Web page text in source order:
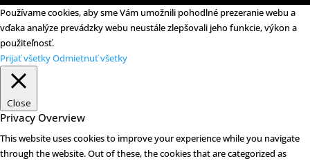
Používame cookies, aby sme Vám umožnili pohodlné prezeranie webu a
vďaka analýze prevádzky webu neustále zlepšovali jeho funkcie, výkon a
použiteľnosť.
Prijať všetkyOdmietnuť všetky
Close
Privacy Overview
This website uses cookies to improve your experience while you navigate
through the website. Out of these, the cookies that are categorized as